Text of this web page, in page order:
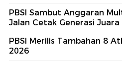
PBSI Sambut Anggaran
Jalan Cetak Generasi Juara
PBSI Merilis Tambahan 8
2026